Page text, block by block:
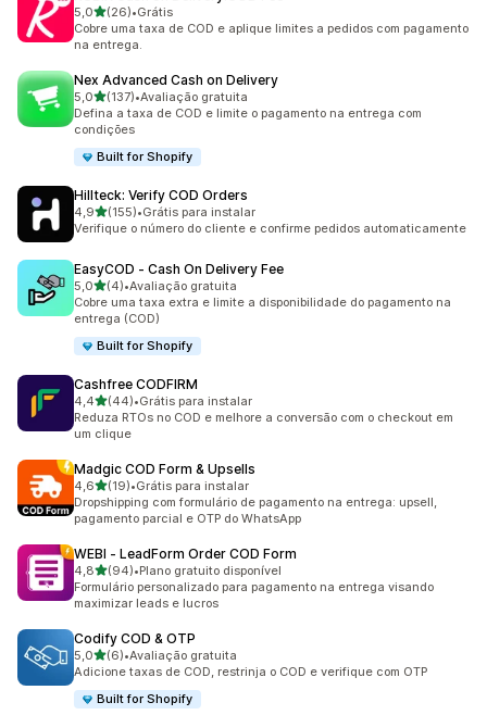
5,0de 5 estrelas
(26)
26 avaliações ao todo
•Grátis
Cobre uma taxa de COD e aplique limites a pedidos com pagamento
na entrega.
Nex Advanced Cash on Delivery
5,0de 5 estrelas
(137)
137 avaliações ao todo
•Avaliação gratuita
Defina a taxa de COD e limite o pagamento na entrega com
condições
Built for Shopify
Hillteck: Verify COD Orders
4,9de 5 estrelas
(155)
155 avaliações ao todo
•Grátis para instalar
Verifique o número do cliente e confirme pedidos automaticamente
EasyCOD ‑ Cash On Delivery Fee
5,0de 5 estrelas
(4)
4 avaliações ao todo
•Avaliação gratuita
Cobre uma taxa extra e limite a disponibilidade do pagamento na
entrega (COD)
Built for Shopify
Cashfree CODFIRM
4,4de 5 estrelas
(44)
44 avaliações ao todo
•Grátis para instalar
Reduza RTOs no COD e melhore a conversão com o checkout em
um clique
Madgic COD Form & Upsells
4,6de 5 estrelas
(19)
19 avaliações ao todo
•Grátis para instalar
Dropshipping com formulário de pagamento na entrega: upsell,
pagamento parcial e OTP do WhatsApp
WEBI ‑ LeadForm Order COD Form
4,8de 5 estrelas
(94)
94 avaliações ao todo
•Plano gratuito disponível
Formulário personalizado para pagamento na entrega visando
maximizar leads e lucros
Codify COD & OTP
5,0de 5 estrelas
(6)
6 avaliações ao todo
•Avaliação gratuita
Adicione taxas de COD, restrinja o COD e verifique com OTP
Built for Shopify